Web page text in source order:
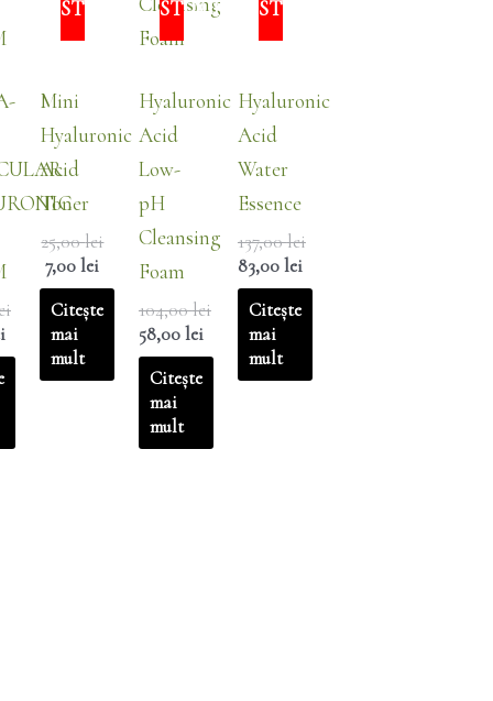
STOCK
Mini
Hyaluronic
Acid
Toner
25,00lei
7,00lei
Citește
mai
mult
STOCK
Hyaluronic
Acid
Low-
pH
Cleansing
Foam
104,00lei
58,00lei
Citește
mai
mult
STOCK
Hyaluronic
Acid
Water
Essence
137,00lei
83,00lei
Citește
mai
mult